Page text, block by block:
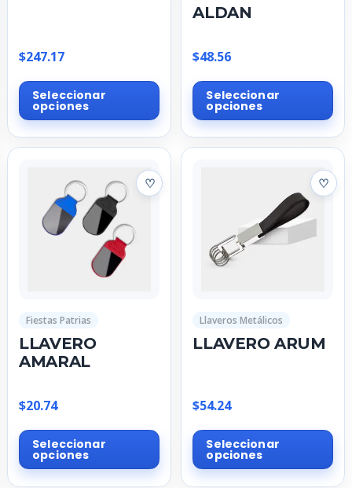
$247.17
Seleccionar
opciones
Este
producto
múltiples
variantes.
Las
opciones
producto
ALDAN
$48.56
Seleccionar
opciones
Las
Fiestas Patrias
LLAVERO
AMARAL
$20.74
Seleccionar
opciones
Este
producto
Llaveros Metálicos
LLAVERO ARUM
$54.24
Seleccionar
opciones